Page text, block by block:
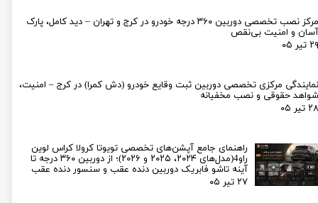
مرکز نصب تخصصی دوربین ۳۶۰ درجه خودرو در کرج و تهران – دید کامل، پارک
آسان و امنیت بی‌نقص
۲۹ تیر ۰۵
نمایندگی مرکزی تخصصی دوربین ثبت وقایع خودرو (دش کمرا) در کرج – امنیت،
شواهد حقوقی و نصب مخفیانه
۲۸ تیر ۰۵
راهنمای جامع آپشن‌های تخصصی تویوتا کرولا کراس لوین
راو4(مدل‌های ۲۰۲۴، ۲۰۲۵ و ۲۰۲۶)؛ از دوربین ۳۶۰ درجه تا
آینه تاشو فابریک دوربین دنده عقب و سنسور دنده عقب
۲۷ تیر ۰۵